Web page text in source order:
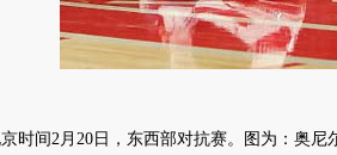
间2月20日，东西部对抗赛。图为：奥尼尔